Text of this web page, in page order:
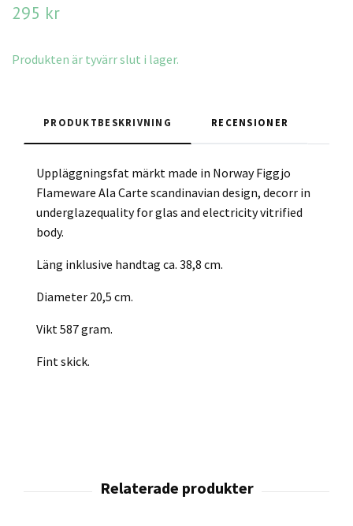
295 kr
Produkten är tyvärr slut i lager.
PRODUKTBESKRIVNING RECENSIONER
Uppläggningsfat märkt made in Norway Figgjo
Flameware Ala Carte scandinavian design, decorr in
underglazequality for glas and electricity vitrified
body.
Läng inklusive handtag ca. 38,8 cm.
Diameter 20,5 cm.
Vikt 587 gram.
Fint skick.